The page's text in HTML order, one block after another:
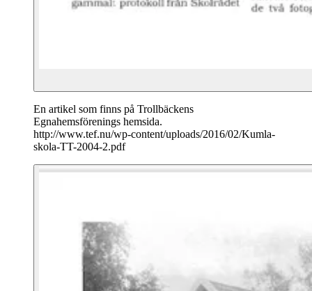
En artikel som finns på Trollbäckens
Egnahemsförenings hemsida.
http://www.tef.nu/wp-content/uploads/2016/02/Kumla-
skola-TT-2004-2.pdf